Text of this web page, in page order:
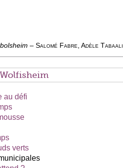
– Salomé Fabre, Adèle Tabaali
au défi
verts